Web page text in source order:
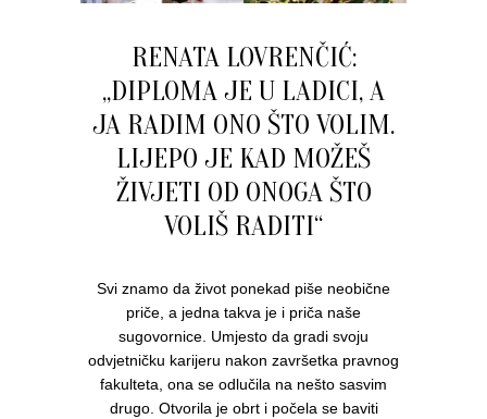
RENATA LOVRENČIĆ:
„DIPLOMA JE U LADICI, A
JA RADIM ONO ŠTO VOLIM.
LIJEPO JE KAD MOŽEŠ
ŽIVJETI OD ONOGA ŠTO
VOLIŠ RADITI“
Svi znamo da život ponekad piše neobične
priče, a jedna takva je i priča naše
sugovornice. Umjesto da gradi svoju
odvjetničku karijeru nakon završetka pravnog
fakulteta, ona se odlučila na nešto sasvim
drugo. Otvorila je obrt i počela se baviti